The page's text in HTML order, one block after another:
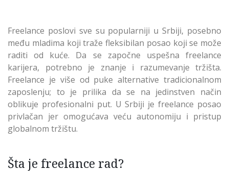
Freelance poslovi sve su popularniji u Srbiji, posebno
među mladima koji traže fleksibilan posao koji se može
raditi od kuće. Da se započne uspešna freelance
karijera, potrebno je znanje i razumevanje tržišta.
Freelance je više od puke alternative tradicionalnom
zaposlenju; to je prilika da se na jedinstven način
oblikuje profesionalni put. U Srbiji je freelance posao
privlačan jer omogućava veću autonomiju i pristup
globalnom tržištu.
Šta je freelance rad?